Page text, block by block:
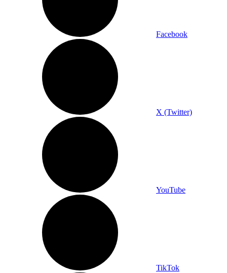
Facebook
X (Twitter)
YouTube
TikTok